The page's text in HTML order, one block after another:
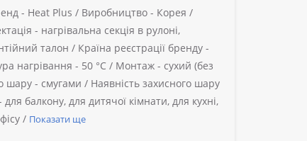
- Heat Plus / Виробництво - Корея /
- нагрівальна секція в рулоні,
талон / Країна реєстрації бренду -
нагрівання - 50 °C / Монтаж - сухий (без
шару - смугами / Наявність захисного шару
для балкону, для дитячої кімнати, для кухні,
/ Показати ще